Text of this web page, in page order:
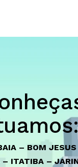
– BOM
– ITATIBA –